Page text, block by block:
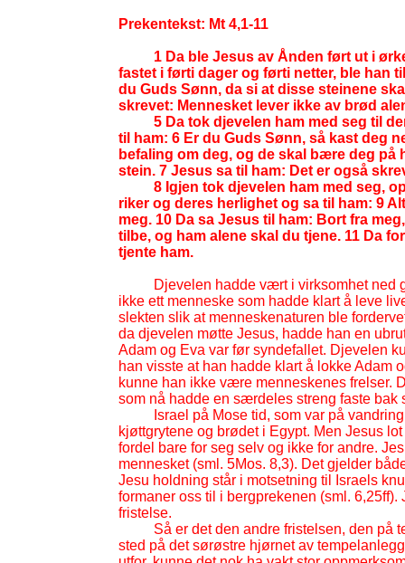
Prekentekst: Mt 4,1-11
1 Da ble Jesus av Ånden ført ut i
fastet i førti dager og førti netter, ble han
du Guds Sønn, da si at disse steinene
skrevet: Mennesket lever ikke av brød
5 Da tok djevelen ham med seg til
til ham: 6 Er du Guds Sønn, så kast deg
befaling om deg, og de skal bære deg
stein. 7 Jesus sa til ham: Det er også
8 Igjen tok djevelen ham med seg,
riker og deres herlighet og sa til ham: 9
meg. 10 Da sa Jesus til ham: Bort fra
tilbe, og ham alene skal du tjene. 11 Da
tjente ham.
Djevelen hadde vært i virksomhet ned
ikke ett menneske som hadde klart å leve
slekten slik at menneskenaturen ble
da djevelen møtte Jesus, hadde han en
Adam og Eva var før syndefallet. Djevelen
han visste at han hadde klart å lokke Adam
kunne han ikke være menneskenes frelser.
som nå hadde en særdeles streng faste bak
Israel på Mose tid, som var på
kjøttgrytene og brødet i Egypt. Men Jesus
fordel bare for seg selv og ikke for andre.
mennesket (sml. 5Mos. 8,3). Det gjelder
Jesu holdning står i motsetning til Israels
formaner oss til i bergprekenen (sml.
fristelse.
Så er det den andre fristelsen, den på
sted på det sørøstre hjørnet av